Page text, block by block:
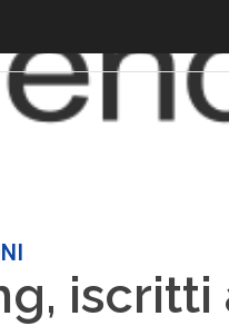
iscritti